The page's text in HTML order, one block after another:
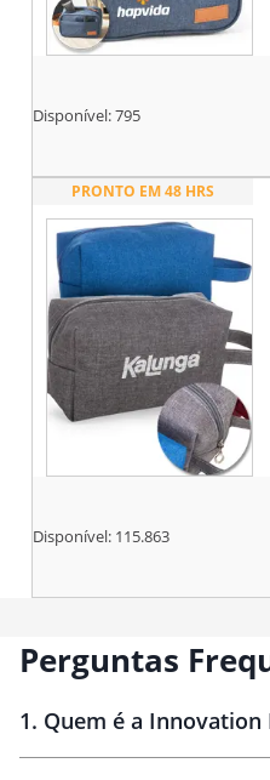
Disponível:795
PRONTO EM 48 HRS
Disponível: 115.863
Perguntas
1. Quem é a Innovation